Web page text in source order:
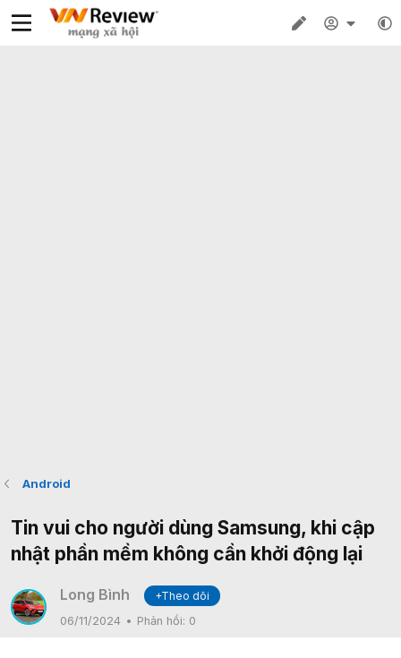
Android
Tin vui cho người dùng Samsung, khi cập
nhật phần mềm không cần khởi động lại
Long Bình
+Theo dõi
06/11/2024
Phản hồi: 0